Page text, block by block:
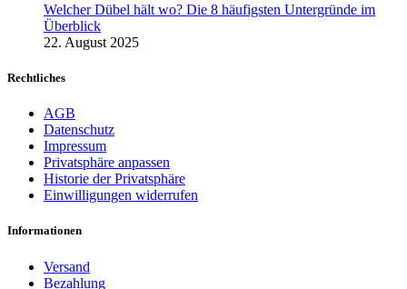
Welcher Dübel hält wo? Die 8 häufigsten Untergründe im
Überblick
22. August 2025
Rechtliches
AGB
Datenschutz
Impressum
Privatsphäre anpassen
Historie der Privatsphäre
Einwilligungen widerrufen
Informationen
Versand
Bezahlung